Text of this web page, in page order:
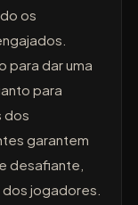
os
para dar uma
para
dos
garantem
desafiante,
jogadores.